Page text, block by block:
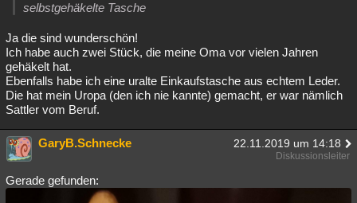
selbstgehäkelte Tasche
Ja die sind wunderschön!
Ich habe auch zwei Stück, die meine Oma vor vielen Jahren
gehäkelt hat.
Ebenfalls habe ich eine uralte Einkaufstasche aus echtem Leder.
Die hat mein Uropa (den ich nie kannte) gemacht, er war nämlich
Sattler vom Beruf.
GaryB.Schnecke 22.11.2019 um 14:18
Diskussionsleiter
Gerade gefunden: